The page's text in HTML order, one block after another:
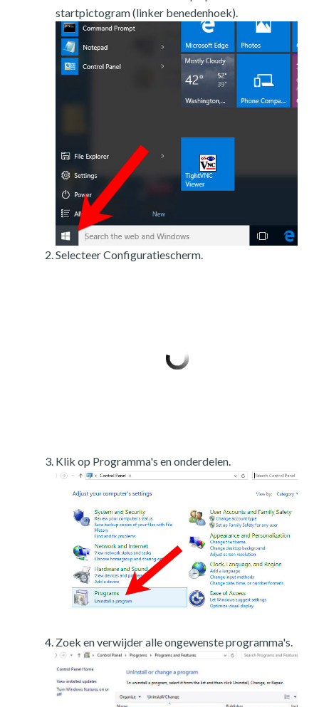
startpictogram (linker benedenhoek).
Selecteer Configuratiescherm.
Klik op Programma's en onderdelen.
Zoek en verwijder alle ongewenste programma's.